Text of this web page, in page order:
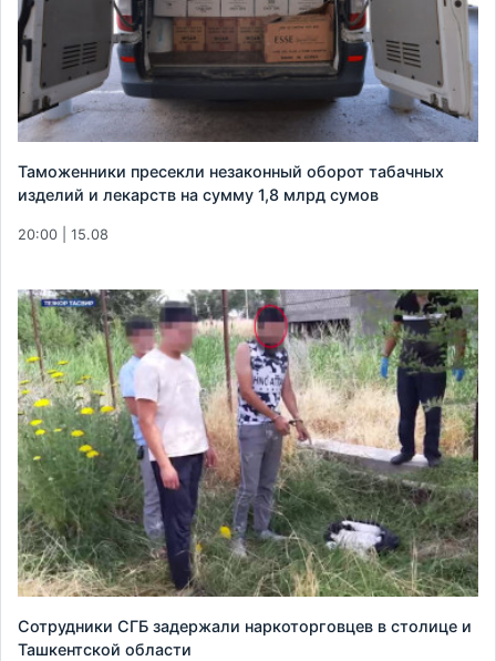
Таможенники пресекли незаконный оборот табачных
изделий и лекарств на сумму 1,8 млрд сумов
20:00 | 15.08
Сотрудники СГБ задержали наркоторговцев в столице и
Ташкентской области